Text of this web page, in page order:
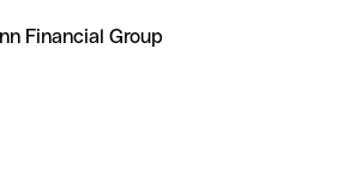
Financial Group